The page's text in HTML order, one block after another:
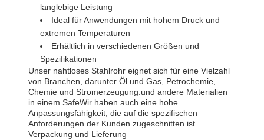
langlebige Leistung
Ideal für Anwendungen mit hohem Druck und
extremen Temperaturen
Erhältlich in verschiedenen Größen und
Spezifikationen
Unser nahtloses Stahlrohr eignet sich für eine Vielzahl
von Branchen, darunter Öl und Gas, Petrochemie,
Chemie und Stromerzeugung.und andere Materialien
in einem SafeWir haben auch eine hohe
Anpassungsfähigkeit, die auf die spezifischen
Anforderungen der Kunden zugeschnitten ist.
Verpackung und Lieferung